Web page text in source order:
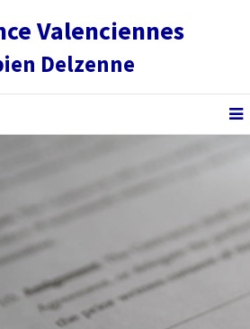
Valenciennes
Delzenne